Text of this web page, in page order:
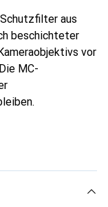
aus
beschichteter
vor
MC-